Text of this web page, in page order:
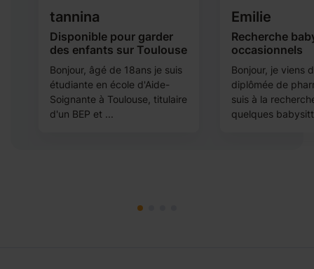
tannina
Disponible pour garder
des enfants sur Toulouse
Bonjour, âgé de 18ans je suis
étudiante en école d'Aide-
Soignante à Toulouse, titulaire
d'un BEP et ...
Emilie
Recherche
occasionnels
Bonjour, je viens
diplômée de
suis à la
quelques